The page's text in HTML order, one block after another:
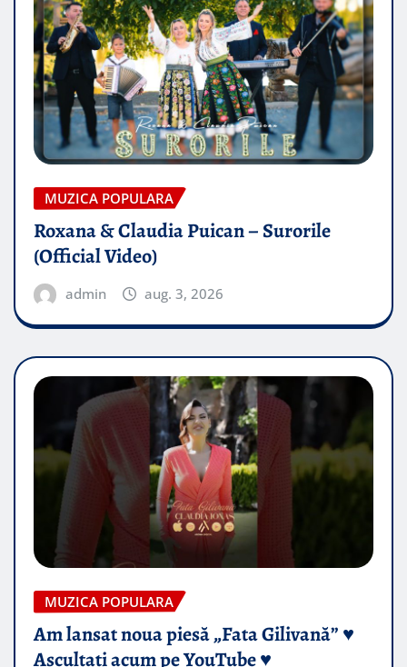
MUZICA POPULARA
Roxana & Claudia Puican – Surorile
(Official Video)
admin aug. 3, 2026
MUZICA POPULARA
Am lansat noua piesă „Fata Gilivană” ♥️
Ascultați acum pe YouTube ♥️